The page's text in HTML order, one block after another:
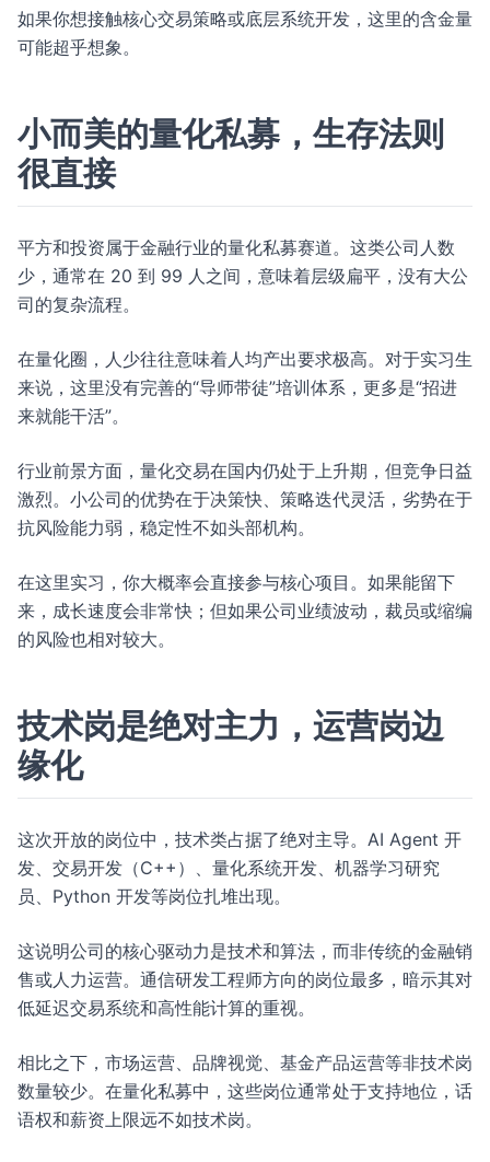
如果你想接触核心交易策略或底层系统开发，这里的含金量
可能超乎想象。
小而美的量化私募，生存法则
很直接
平方和投资属于金融行业的量化私募赛道。这类公司人数
少，通常在 20 到 99 人之间，意味着层级扁平，没有大公
司的复杂流程。
在量化圈，人少往往意味着人均产出要求极高。对于实习生
来说，这里没有完善的“导师带徒”培训体系，更多是“招进
来就能干活”。
行业前景方面，量化交易在国内仍处于上升期，但竞争日益
激烈。小公司的优势在于决策快、策略迭代灵活，劣势在于
抗风险能力弱，稳定性不如头部机构。
在这里实习，你大概率会直接参与核心项目。如果能留下
来，成长速度会非常快；但如果公司业绩波动，裁员或缩编
的风险也相对较大。
技术岗是绝对主力，运营岗边
缘化
这次开放的岗位中，技术类占据了绝对主导。AI Agent 开
发、交易开发（C++）、量化系统开发、机器学习研究
员、Python 开发等岗位扎堆出现。
这说明公司的核心驱动力是技术和算法，而非传统的金融销
售或人力运营。通信研发工程师方向的岗位最多，暗示其对
低延迟交易系统和高性能计算的重视。
相比之下，市场运营、品牌视觉、基金产品运营等非技术岗
数量较少。在量化私募中，这些岗位通常处于支持地位，话
语权和薪资上限远不如技术岗。